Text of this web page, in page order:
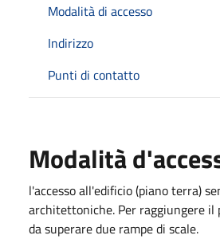
Modalità di accesso
Indirizzo
Punti di contatto
Modalità
l'accesso all'edificio (piano terra)
architettoniche. Per raggiungere il
da superare due rampe di scale.